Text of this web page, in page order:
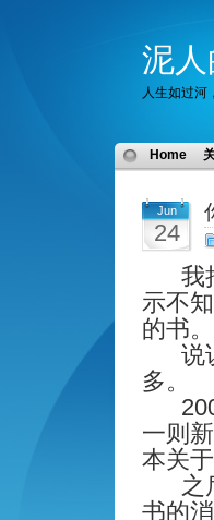
泥
人生如过河
Home
Jun
24
我
示不
的书。
说
多。
一则
本关
之
书的消